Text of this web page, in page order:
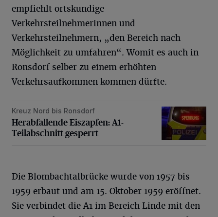
empfiehlt ortskundige
Verkehrsteilnehmerinnen und
Verkehrsteilnehmern, „den Bereich nach
Möglichkeit zu umfahren“. Womit es auch in
Ronsdorf selber zu einem erhöhten
Verkehrsaufkommen kommen dürfte.
Herabfallende Eiszapfen: A1-Teilabschnitt gesperrt
Kreuz Nord bis Ronsdorf
Herabfallende Eiszapfen: A1-
Teilabschnitt gesperrt
Die Blombachtalbrücke wurde von 1957 bis
1959 erbaut und am 15. Oktober 1959 eröffnet.
Sie verbindet die A1 im Bereich Linde mit den